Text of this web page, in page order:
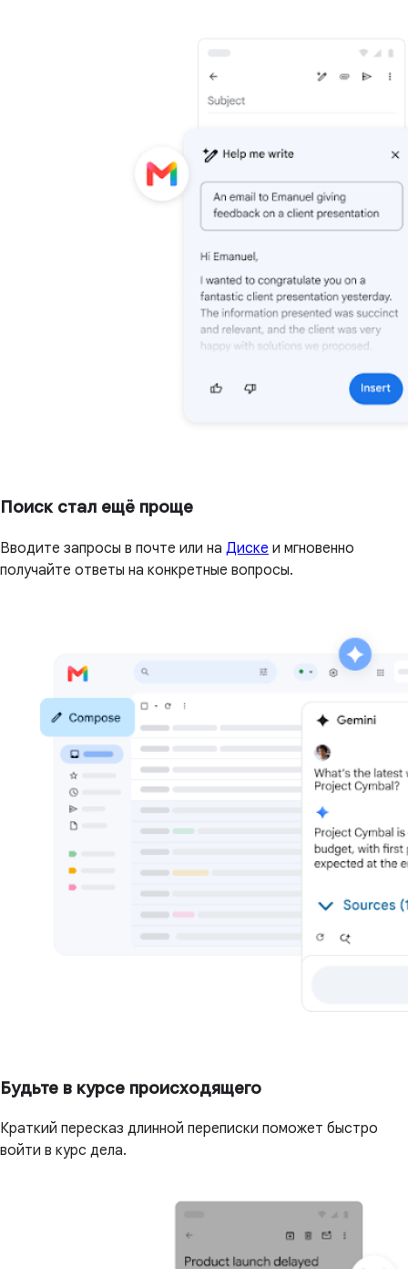
Поиск стал ещё проще
Вводите запросы в почте или на Диске и мгновенно
получайте ответы на конкретные вопросы.
Будьте в курсе происходящего
Краткий пересказ длинной переписки поможет быстро
войти в курс дела.